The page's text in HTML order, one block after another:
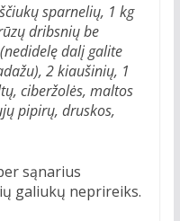
sparnelių, 1 kg
dribsnių be
dalį galite
2 kiaušinių, 1
ciberžolės, maltos
pipirų, druskos,
sąnarius
galiukų neprireiks.